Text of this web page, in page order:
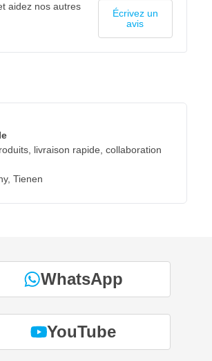
aidez nos autres
Écrivez un
avis
livraison rapide, collaboration
Tienen
WhatsApp
YouTube